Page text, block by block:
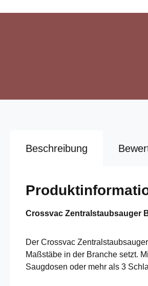
Beschreibung
Crossvac Zentralstaubsauger
Der Crossvac
Maßstäbe in der Branche setzt.
Saugdosen oder mehr als 3